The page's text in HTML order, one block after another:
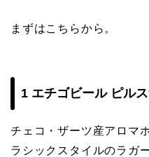
まずはこちらから。
1 エチゴビール ピル
チェコ・ザーツ産アロマ
ラシックスタイルのラガー